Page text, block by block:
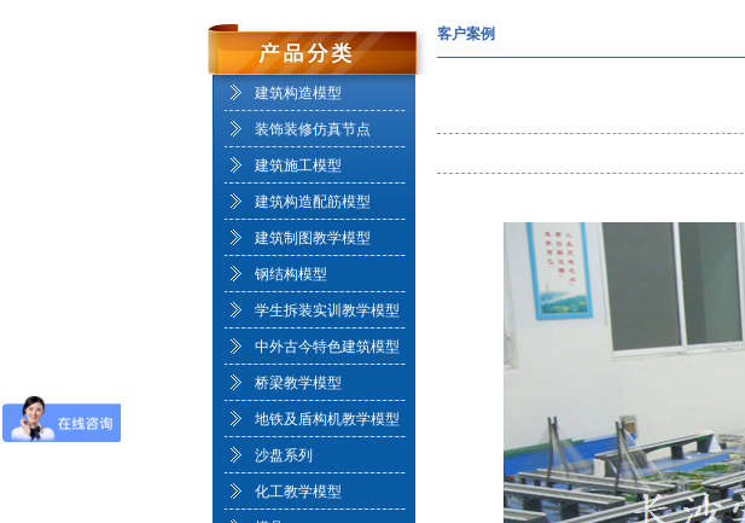
建筑构造模型
装饰装修仿真节点
建筑施工模型
建筑构造配筋模型
建筑制图教学模型
钢结构模型
学生拆装实训教学模型
中外古今特色建筑模型
桥梁教学模型
地铁及盾构机教学模型
沙盘系列
化工教学模型
客户案例